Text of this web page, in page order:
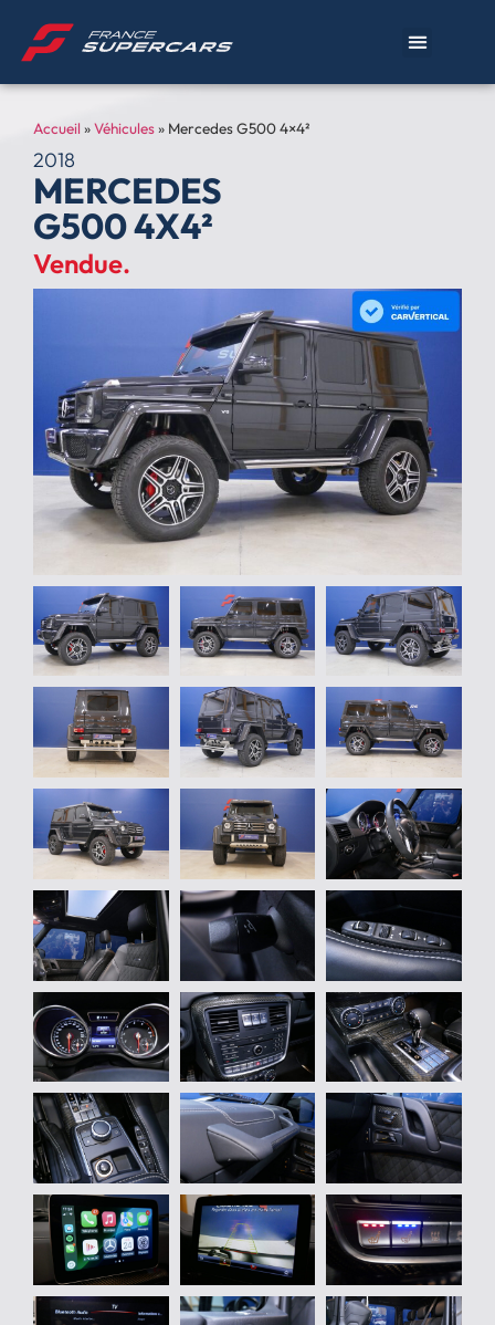
Accueil»Véhicules» Mercedes G500 4×4²
2018
MERCEDES
G500 4X4²
Vendue.